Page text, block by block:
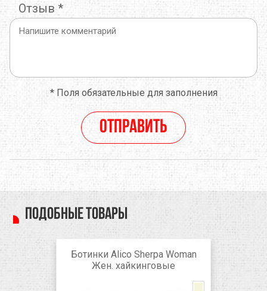
Отзыв *
*Поля обязательные для заполнения
Отправить
Подобные товары
Ботинки Alico Sherpa Woman
Жен. хайкинговые